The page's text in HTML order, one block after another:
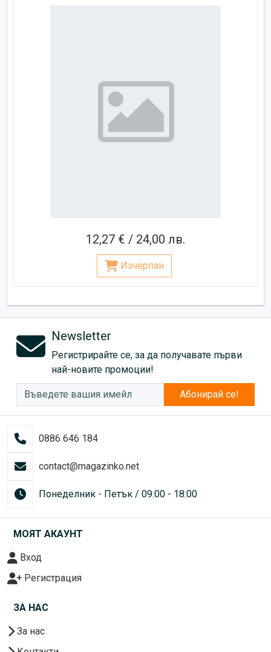
12,27 € / 24,00 лв.
Изчерпан
Newsletter
Регистрирайте се, за да получавате първи
най-новите промоции!
Абонирай се!
0886 646 184
contact@magazinko.net
Понеделник - Петък / 09:00 - 18:00
МОЯТ АКАУНТ
Вход
Регистрация
ЗА НАС
За нас